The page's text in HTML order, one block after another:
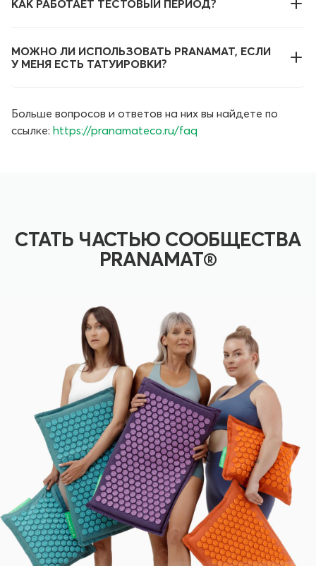
КАК РАБОТАЕТ ТЕСТОВЫЙ ПЕРИОД?
МОЖНО ЛИ ИСПОЛЬЗОВАТЬ PRANAMAT, ЕСЛИ
У МЕНЯ ЕСТЬ ТАТУИРОВКИ?
Больше вопросов и ответов на них вы найдете по
ссылке: https://pranamateco.ru/faq
СТАТЬ ЧАСТЬЮ СООБЩЕСТВА
PRANAMAT®